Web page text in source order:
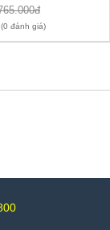
(0 đánh giá)